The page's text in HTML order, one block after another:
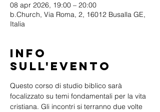
08 apr 2026, 19:00 – 20:00
b.Church, Via Roma, 2, 16012 Busalla GE,
Italia
Info
sull'evento
Questo corso di studio biblico sarà
focalizzato su temi fondamentali per la vita
cristiana. Gli incontri si terranno due volte